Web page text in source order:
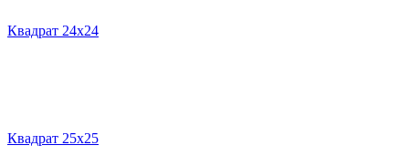
Квадрат 24х24
Квадрат 25х25